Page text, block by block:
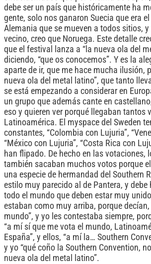
debe ser un país que históricamente ha
gente, solo nos ganaron Suecia que era
Alemania que se mueven a todos sitios,
vecino, creo que Noruega. Este detalle
que el festival lanza a “la nueva ola del
diciendo, “que os conocemos”. Y es la
aparte de ir, que me hace mucha ilusión,
nueva ola del metal latino”, que tanto
se está empezando a considerar en
un grupo que además cante en
eso y quieren ver porqué llegaban tantos
Latinoamérica. El myspace del Sweden
constantes, “Colombia con Lujuria”,
“México con Lujuria”, “Costa Rica con
han flipado. De hecho en las votaciones,
también sacaban muchos votos porque
una especie de hermandad del Southern
estilo muy parecido al de Pantera, y debe
todo el mundo que deben estar muy
estaban como muy arriba, porque decían,
mundo”, y yo les contestaba siempre,
“a mí sí que me vota el mundo,
España”, y ellos, “a mí la… Southern
y yo “qué coño la Southern Convention,
nueva ola del metal latino”.